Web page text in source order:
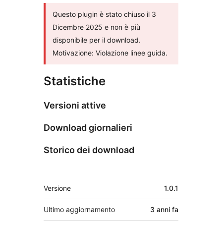
Questo plugin è stato chiuso il 3
Dicembre 2025 e non è più
disponibile per il download.
Motivazione: Violazione linee guida.
Statistiche
Versioni attive
Download giornalieri
Storico dei download
Meta
Versione 1.0.1
Ultimo aggiornamento 3 anni fa